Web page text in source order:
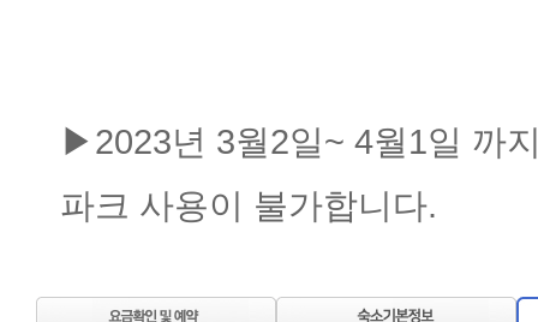
▶2023년 3월2일~ 4월1일 까
파크 사용이 불가합니다.